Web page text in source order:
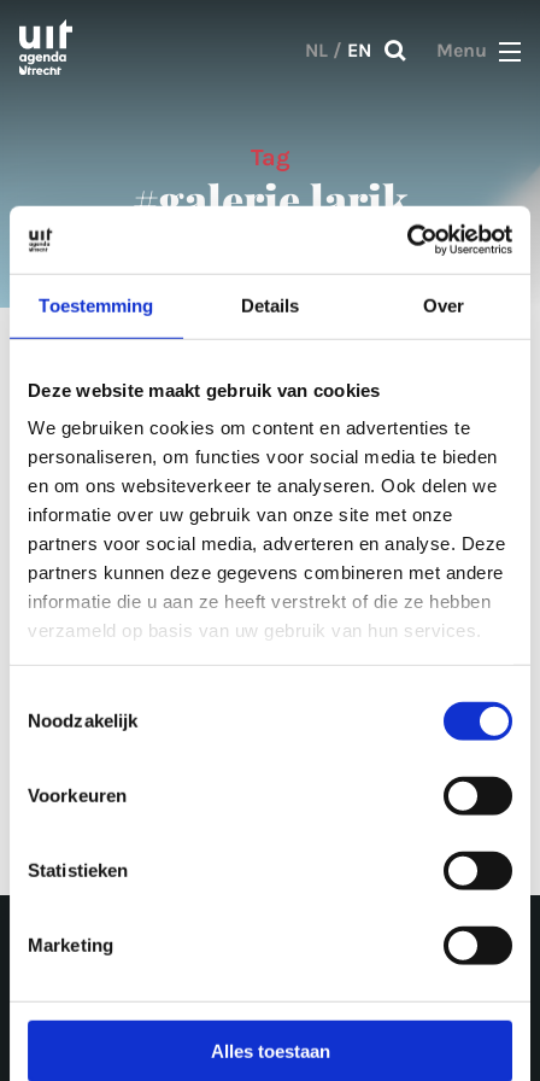
Toestemming Details Over
Deze website maakt gebruik van cookies
We gebruiken cookies om content en advertenties te
personaliseren, om functies voor social media te bieden
en om ons websiteverkeer te analyseren. Ook delen we
informatie over uw gebruik van onze site met onze
partners voor social media, adverteren en analyse. Deze
partners kunnen deze gegevens combineren met andere
informatie die u aan ze heeft verstrekt of die ze hebben
verzameld op basis van uw gebruik van hun services.
Noodzakelijk
Voorkeuren
Statistieken
Marketing
Alles toestaan
Skip to main content
NL / EN Menu
Tag
#galerie larik
2 results
Articles
Expo
More in Utrecht